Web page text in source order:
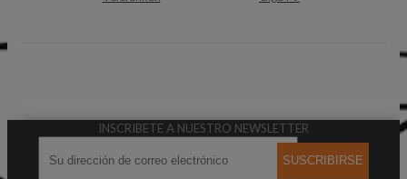
INSCRIBETE A NUESTRO NEWSLETTER
SUSCRIBIRSE